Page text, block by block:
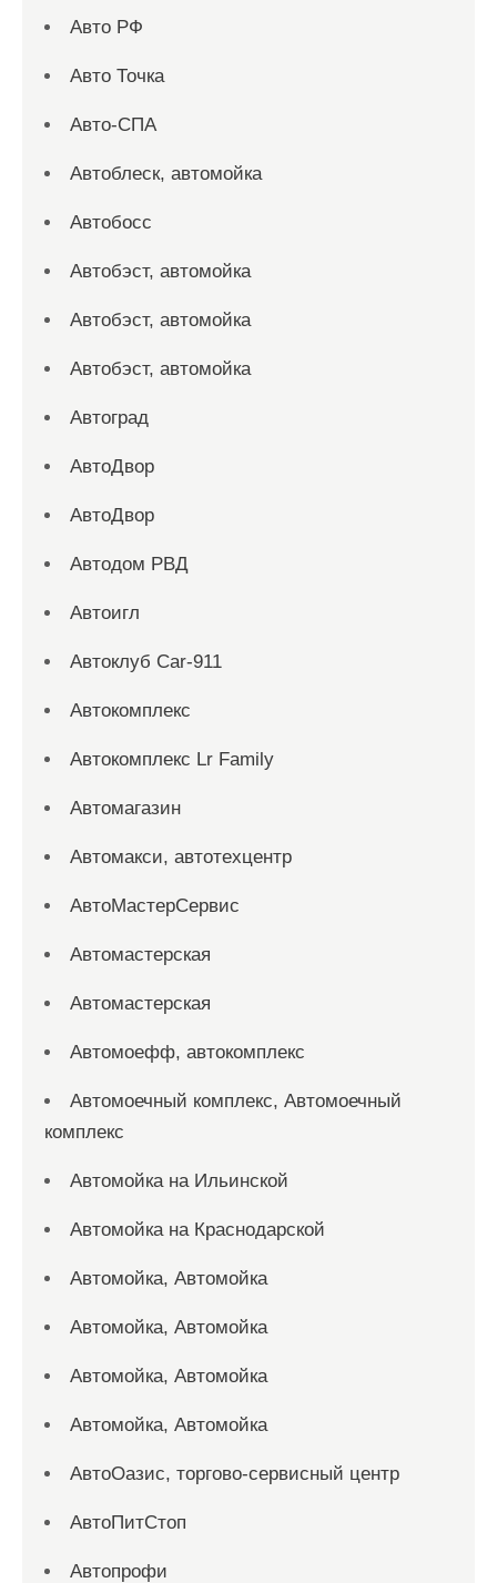
Авто РФ
Авто Точка
Авто-СПА
Автоблеск, автомойка
Автобосс
Автобэст, автомойка
Автобэст, автомойка
Автобэст, автомойка
Автоград
АвтоДвор
АвтоДвор
Автодом РВД
Автоигл
Автоклуб Car-911
Автокомплекс
Автокомплекс Lr Family
Автомагазин
Автомакси, автотехцентр
АвтоМастерСервис
Автомастерская
Автомастерская
Автомоефф, автокомплекс
Автомоечный комплекс, Автомоечный
комплекс
Автомойка на Ильинской
Автомойка на Краснодарской
Автомойка, Автомойка
Автомойка, Автомойка
Автомойка, Автомойка
Автомойка, Автомойка
АвтоОазис, торгово-сервисный центр
АвтоПитСтоп
Автопрофи